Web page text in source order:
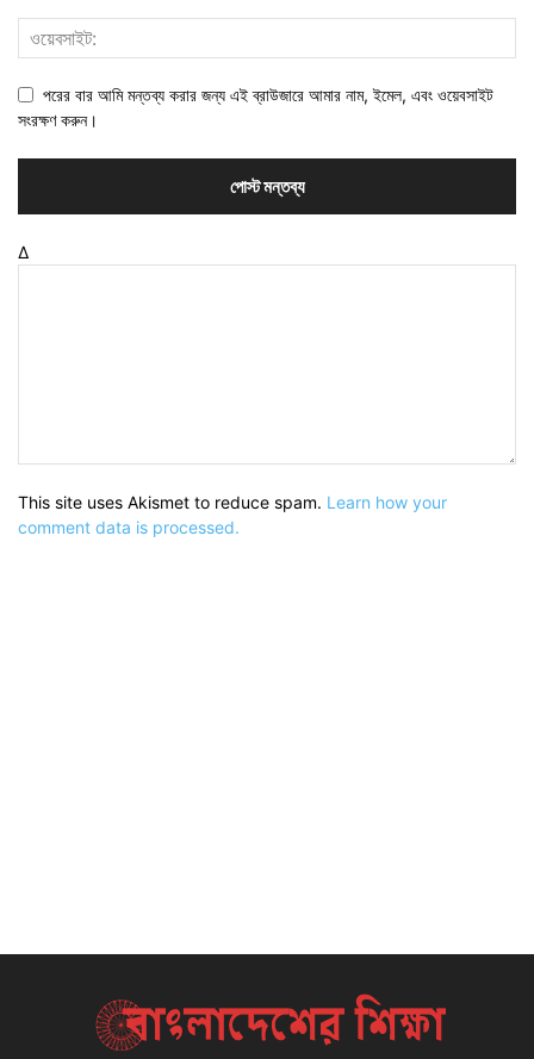
পরের বার আমি মন্তব্য করার জন্য এই ব্রাউজারে আমার নাম, ইমেল, এবং ওয়েবসাইট
সংরক্ষণ করুন।
Δ
This site uses Akismet to reduce spam. Learn how your
comment data is processed.